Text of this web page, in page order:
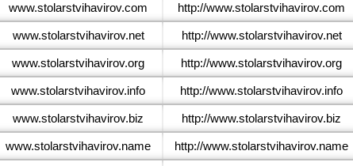
www.stolarstvihavirov.com http://www.stolarstvihavirov.com
www.stolarstvihavirov.net http://www.stolarstvihavirov.net
www.stolarstvihavirov.org http://www.stolarstvihavirov.org
www.stolarstvihavirov.info http://www.stolarstvihavirov.info
www.stolarstvihavirov.biz http://www.stolarstvihavirov.biz
www.stolarstvihavirov.name http://www.stolarstvihavirov.name